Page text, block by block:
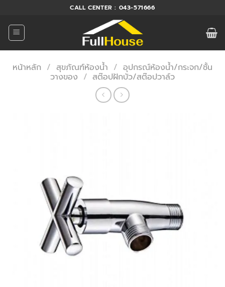
ยัง
เนื้อหา
CALL CENTER : 043-571666
หน้าหลัก / สุขภัณฑ์ห้องน้ำ / อุปกรณ์ห้องน้ำ/กระจก/ชั้น
วางของ / สต๊อปฝักบัว/สต๊อปวาล์ว